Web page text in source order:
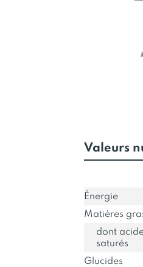
Valeurs
Énergie
Matières
dont
saturés
Glucides